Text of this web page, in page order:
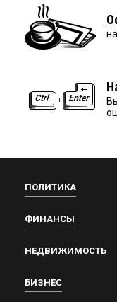
ПОЛИТИКА
ФИНАНСЫ
НЕДВИЖИМОСТЬ
БИЗНЕС